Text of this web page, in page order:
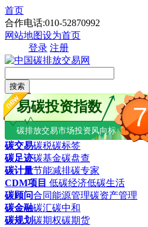
首页
合作电话:010-52870992
网站地图设为首页
登录 注册
搜索
7
易碳投资指数
碳排放交易市场投资风向标
碳交易碳税碳标签
碳足迹碳基金碳盘查
碳计量节能减排碳专家
CDM项目 低碳经济低碳生活
碳顾问合同能源管理碳资产管理
碳金融碳汇碳中和
碳规划碳期权碳期货